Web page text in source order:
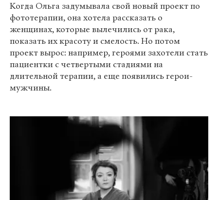
Когда Ольга задумывала свой новый проект по
фототерапии, она хотела рассказать о
женщинах, которые вылечились от рака,
показать их красоту и смелость. Но потом
проект вырос: например, героями захотели стать
пациентки с четвертыми стадиями на
длительной терапии, а еще появились герои-
мужчины.